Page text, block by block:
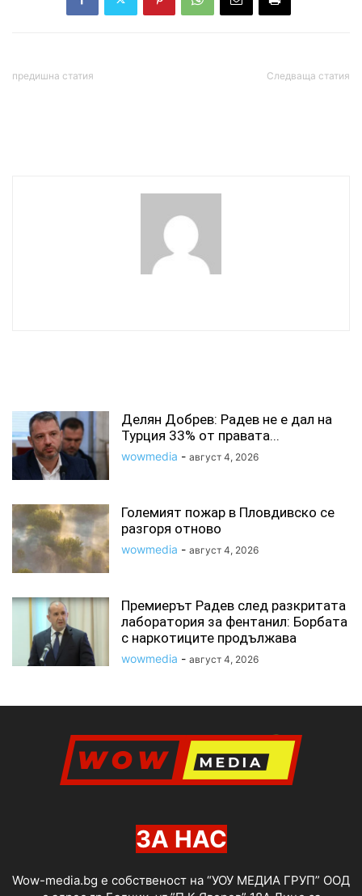
предишна статия Следваща статия
Делян Добрев: Радев не е дал на
Турция 33% от правата...
wowmedia - август 4, 2026
Големият пожар в Пловдивско се
разгоря отново
wowmedia - август 4, 2026
Премиерът Радев след разкритата
лаборатория за фентанил: Борбата
с наркотиците продължава
wowmedia - август 4, 2026
ЗА НАС
Wow-media.bg е собственост на “УОУ МЕДИА ГРУП” ООД